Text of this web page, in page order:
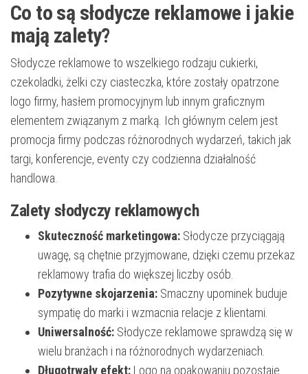
Co to są słodycze reklamowe i jakie
mają zalety?
Słodycze reklamowe to wszelkiego rodzaju cukierki,
czekoladki, żelki czy ciasteczka, które zostały opatrzone
logo firmy, hasłem promocyjnym lub innym graficznym
elementem związanym z marką. Ich głównym celem jest
promocja firmy podczas różnorodnych wydarzeń, takich jak
targi, konferencje, eventy czy codzienna działalność
handlowa.
Zalety słodyczy reklamowych
Skuteczność marketingowa: Słodycze przyciągają
uwagę, są chętnie przyjmowane, dzięki czemu przekaz
reklamowy trafia do większej liczby osób.
Pozytywne skojarzenia: Smaczny upominek buduje
sympatię do marki i wzmacnia relacje z klientami.
Uniwersalność: Słodycze reklamowe sprawdzą się w
wielu branżach i na różnorodnych wydarzeniach.
Długotrwały efekt: Logo na opakowaniu pozostaje